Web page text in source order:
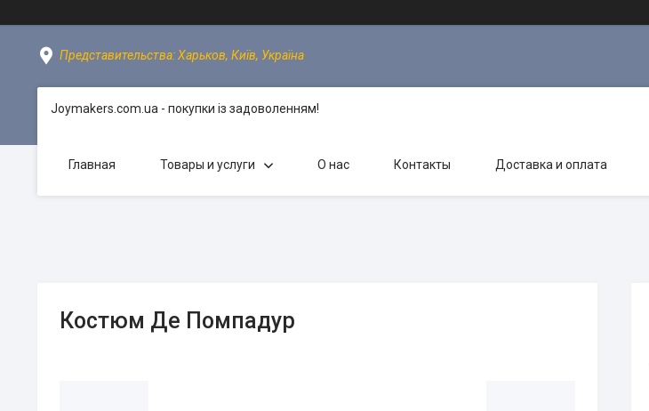
Представительства: Харьков, Київ, Україна
Joymakers.com.ua - покупки із задоволенням!
Главная Товары и услуги О нас Контакты Доставка и оплата
Костюм Де Помпадур